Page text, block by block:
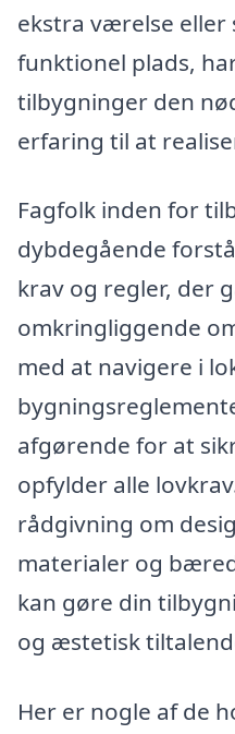
ekstra værelse eller
funktionel plads,
tilbygninger den
erfaring til at
Fagfolk inden for
dybdegående
krav og regler, der
omkringliggende
med at navigere i
afgørende for at
opfylder alle
rådgivning om
materialer og
kan gøre din
og æstetisk
Her er nogle af de